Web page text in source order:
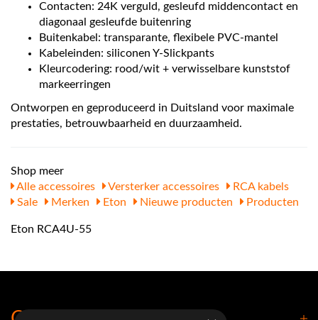
Contacten: 24K verguld, gesleufd middencontact en
diagonaal gesleufde buitenring
Buitenkabel: transparante, flexibele PVC-mantel
Kabeleinden: siliconen Y-Slickpants
Kleurcodering: rood/wit + verwisselbare kunststof
markeerringen
Ontworpen en geproduceerd in Duitsland voor maximale
prestaties, betrouwbaarheid en duurzaamheid.
Shop meer
Alle accessoires
Versterker accessoires
RCA kabels
Sale
Merken Eton Nieuwe producten Producten
Eton RCA4U-55